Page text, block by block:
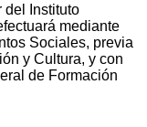
del Instituto
mediante
Sociales, previa
y Cultura, y con
de Formación